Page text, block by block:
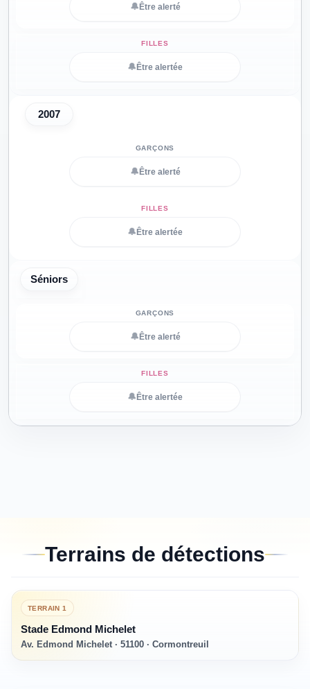
Terrains de détections
TERRAIN1
Stade Edmond Michelet
Av. Edmond Michelet · 51100 · Cormontreuil
🔔 Être alerté
🔔 Être alertée
2007
🔔 Être alerté
🔔 Être alertée
Séniors
🔔 Être alerté
🔔 Être alertée